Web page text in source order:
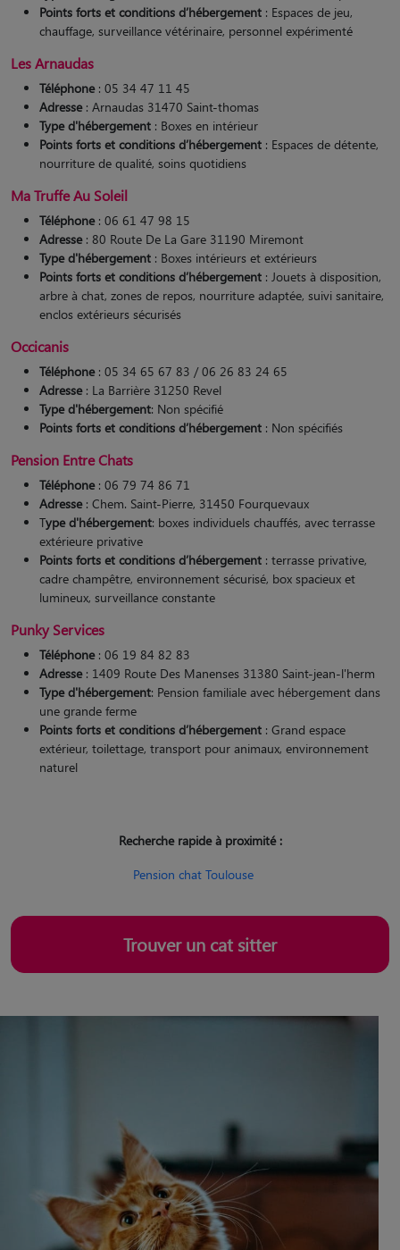
Points forts et conditions d’hébergement : Espaces de jeu,
chauffage, surveillance vétérinaire, personnel expérimenté​
Les Arnaudas
Téléphone: 05 34 47 11 45
Adresse: Arnaudas 31470 Saint-thomas
Type d'hébergement : Boxes en intérieur
Points forts et conditions d’hébergement : Espaces de détente,
nourriture de qualité, soins quotidiens​
Ma Truffe Au Soleil
Téléphone: 06 61 47 98 15
Adresse: 80 Route De La Gare 31190 Miremont
Type d'hébergement : Boxes intérieurs et extérieurs
Points forts et conditions d’hébergement : Jouets à disposition,
arbre à chat, zones de repos, nourriture adaptée, suivi sanitaire,
enclos extérieurs sécurisés​
Occicanis
Téléphone: 05 34 65 67 83 / 06 26 83 24 65
Adresse: La Barrière 31250 Revel
Type d'hébergement: Non spécifié
Points forts et conditions d’hébergement : Non spécifiés
Pension Entre Chats
Téléphone: 06 79 74 86 71
Adresse: Chem. Saint-Pierre, 31450 Fourquevaux
Type d'hébergement: boxes individuels chauffés, avec terrasse
extérieure privative
Points forts et conditions d’hébergement : terrasse privative,
cadre champêtre, environnement sécurisé, box spacieux et
lumineux, surveillance constante
Punky Services
Téléphone: 06 19 84 82 83
Adresse: 1409 Route Des Manenses 31380 Saint-jean-l'herm
Type d'hébergement: Pension familiale avec hébergement dans
une grande ferme
Points forts et conditions d’hébergement : Grand espace
extérieur, toilettage, transport pour animaux, environnement
naturel
Recherche rapide à proximité :
Pension chat Toulouse
Trouver un cat sitter